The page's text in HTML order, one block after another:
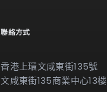
聯絡方式
香港上環文咸東街135號
文咸東街135商業中心13樓